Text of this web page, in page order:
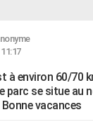
à environ 60/70
parc se situe au
Bonne vacances